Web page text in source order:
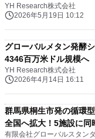
YH Research株式会社
2026年5月19日 10:12
グローバルメタン発酵
4346百万米ドル規模へ
YH Research株式会社
2026年4月14日 16:11
群馬県桐生市発の循環
全国へ拡大！5施設に同
有限会社グローバルスタン